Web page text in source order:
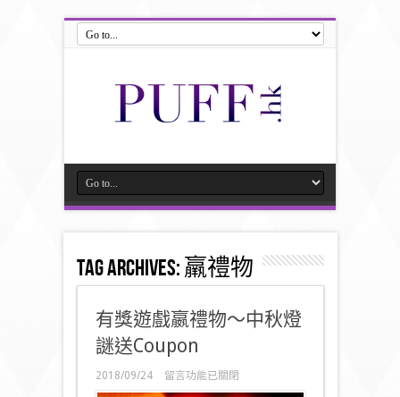
Tag Archives:羸禮物
有獎遊戲嬴禮物～中秋燈
謎送Coupon
2018/09/24
在
〈有
留言功能已關閉